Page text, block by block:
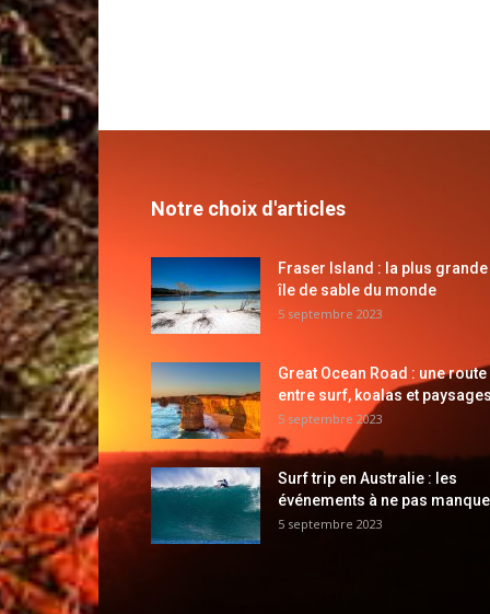
Notre choix d'articles
Fraser Island : la plus grande
île de sable du monde
5 septembre 2023
Great Ocean Road : une route
entre surf, koalas et
5 septembre 2023
Surf trip en Australie : les
événements à ne pas
5 septembre 2023